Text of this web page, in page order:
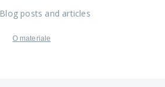
Blog posts and articles
O materiale